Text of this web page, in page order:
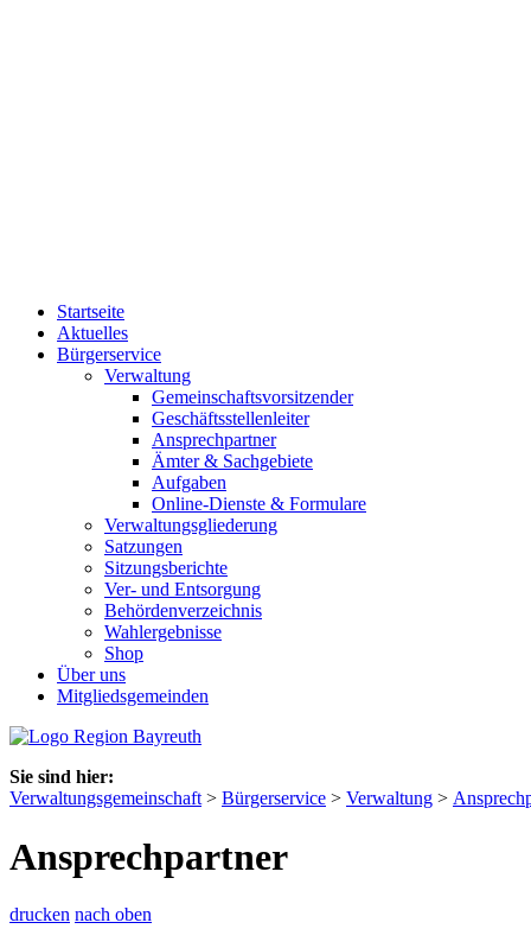
Startseite
Aktuelles
Bürgerservice
Verwaltung
Gemeinschaftsvorsitzender
Geschäftsstellenleiter
Ansprechpartner
Ämter & Sachgebiete
Aufgaben
Online-Dienste & Formulare
Verwaltungsgliederung
Satzungen
Sitzungsberichte
Ver- und Entsorgung
Behördenverzeichnis
Wahlergebnisse
Shop
Über uns
Mitgliedsgemeinden
Sie sind hier:
Verwaltungsgemeinschaft > Bürgerservice > Verwaltung >
Ansprechpartner
drucken nach oben